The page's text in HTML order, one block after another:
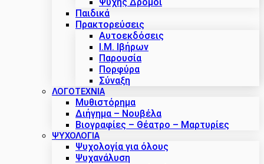
Παιδικά
Πρακτoρεύσεις
Αυτοεκδόσεις
Ι.Μ. Ιβήρων
Παρουσία
Πορφύρα
Σύναξη
ΛΟΓΟΤΕΧΝΙΑ
Μυθιστόρημα
Διήγημα – Νουβέλα
Βιογραφίες – Θέατρο – Μαρτυρίες
ΨΥΧΟΛΟΓΙΑ
Ψυχολογία για όλους
Ψυχανάλυση